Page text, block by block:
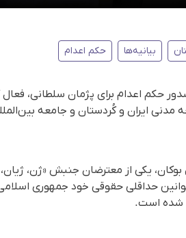
بیانیه‌ها حکم اعدام
حکم اعدام برای پژمان سلطانی، فعال
مدنی ایران و کُردستان و جامعه
۳۲ ساله و اهل بوکان، یکی از معترضان
حداقلی حقوقی خود جمهوری
شده است.